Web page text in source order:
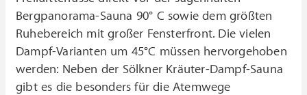
Bergpanorama-Sauna 90° C sowie dem größten
Ruhebereich mit großer Fensterfront. Die vielen
Dampf-Varianten um 45°C müssen hervorgehoben
werden: Neben der Sölkner Kräuter-Dampf-Sauna
gibt es die besonders für die Atemwege